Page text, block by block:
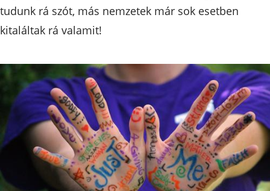
tudunk rá szót, más nemzetek már sok esetben
kitaláltak rá valamit!